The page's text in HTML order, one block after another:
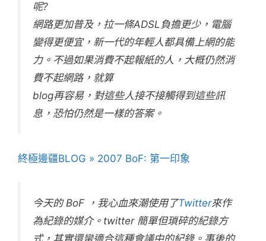
呢?
網路更加普及，拉一條ADSL負擔更少，電腦
變得更便宜，新一代的年輕人都具備上網的能
力。不過如果消費不起報紙的人，大概仍然消
費不起網路，就算
blog再容易，對這些人接不接觸得到這些訊
息，恐怕仍然是一樣的答案。
終極邊疆BLOG » 2007 BoF: 第一印象
今天的 BoF ，我心血來潮使用了Twitter來作
為紀錄的媒介。twitter 簡單但瑣碎的紀錄方
式，其實還蠻適合這種會議中的紀錄。事後的